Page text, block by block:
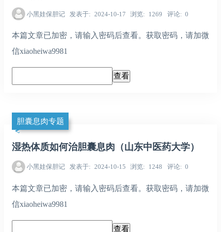
小黑娃保胆记 发表于 2024-10-17 浏览 1269 评论 0
本篇文章已加密，请输入密码后查看。获取密码，请加微
信xiaoheiwa9981
胆囊息肉专题
湿热体质如何治胆囊息肉（山东中医药大学）
小黑娃保胆记 发表于 2024-10-15 浏览 1248 评论 0
本篇文章已加密，请输入密码后查看。获取密码，请加微
信xiaoheiwa9981